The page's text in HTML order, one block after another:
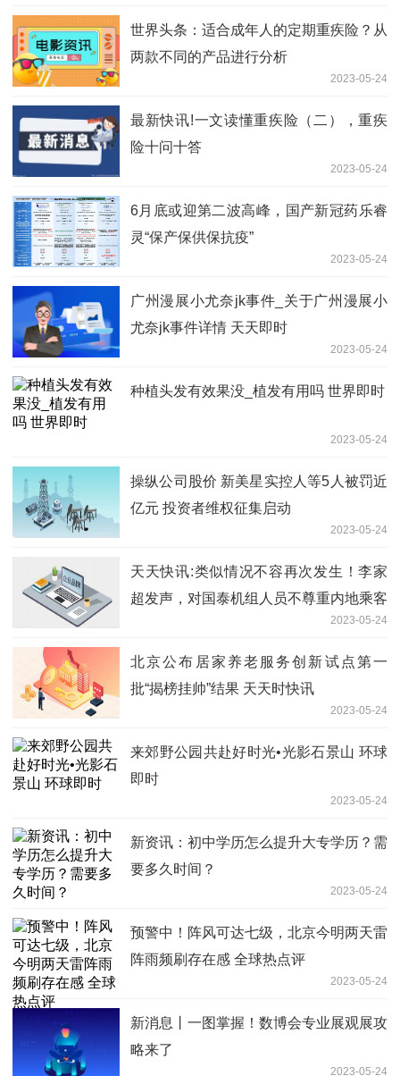
世界头条：适合成年人的定期重疾险？从
两款不同的产品进行分析
2023-05-24
最新快讯!一文读懂重疾险（二），重疾
险十问十答
2023-05-24
6月底或迎第二波高峰，国产新冠药乐睿
灵“保产保供保抗疫”
2023-05-24
广州漫展小尤奈jk事件_关于广州漫展小
尤奈jk事件详情 天天即时
2023-05-24
种植头发有效果没_植发有用吗 世界即时
2023-05-24
操纵公司股价 新美星实控人等5人被罚近
亿元 投资者维权征集启动
2023-05-24
天天快讯:类似情况不容再次发生！李家
超发声，对国泰机组人员不尊重内地乘客
2023-05-24
北京公布居家养老服务创新试点第一
批“揭榜挂帅”结果 天天时快讯
2023-05-24
来郊野公园共赴好时光•光影石景山 环球
即时
2023-05-24
新资讯：初中学历怎么提升大专学历？需
要多久时间？
2023-05-24
预警中！阵风可达七级，北京今明两天雷
阵雨频刷存在感 全球热点评
2023-05-24
新消息丨一图掌握！数博会专业展观展攻
略来了
2023-05-24